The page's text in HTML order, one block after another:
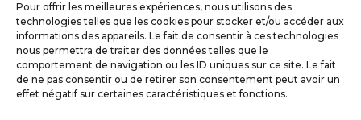
Pour offrir les meilleures expériences, nous utilisons des
technologies telles que les cookies pour stocker et/ou accéder aux
informations des appareils. Le fait de consentir à ces technologies
nous permettra de traiter des données telles que le
comportement de navigation ou les ID uniques sur ce site. Le fait
de ne pas consentir ou de retirer son consentement peut avoir un
effet négatif sur certaines caractéristiques et fonctions.
SUIVEZ NOUS